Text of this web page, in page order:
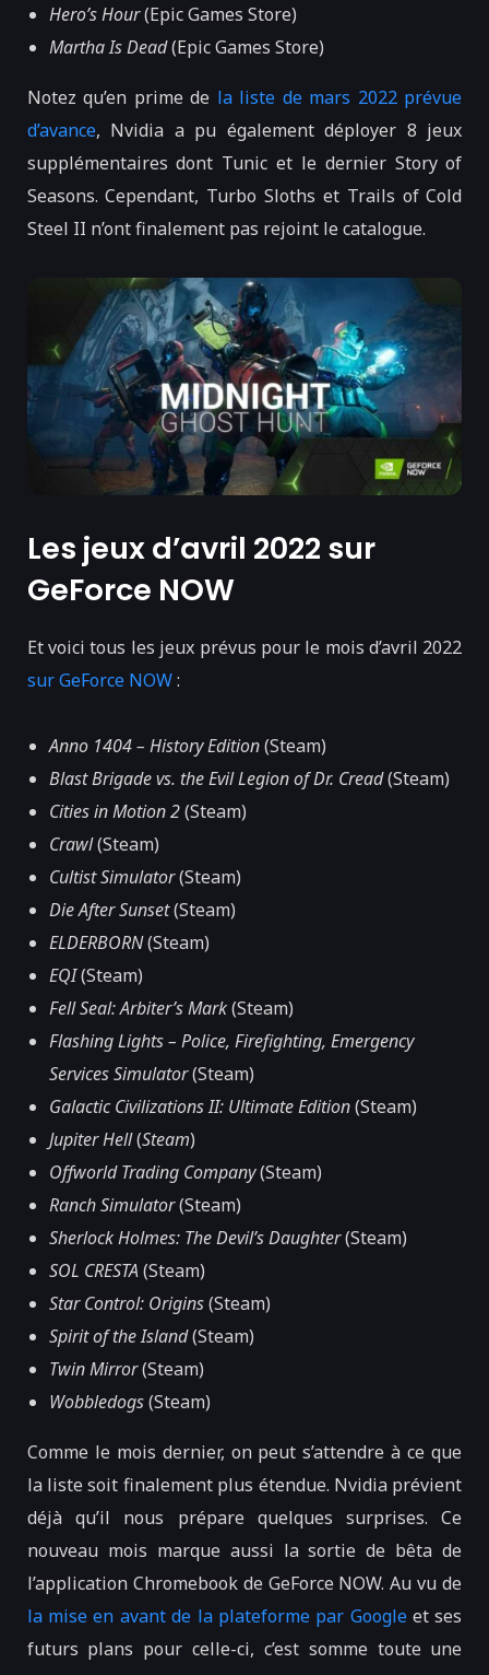
Hero’s Hour(Epic Games Store)
Martha Is Dead(Epic Games Store)
Notez qu’en prime de la liste de mars 2022 prévue
d’avance, Nvidia a pu également déployer 8 jeux
supplémentaires dont Tunic et le dernier Story of
Seasons. Cependant, Turbo Sloths et Trails of Cold
Steel II n’ont finalement pas rejoint le catalogue.
Les jeux d’avril 2022 sur
GeForce NOW
Et voici tous les jeux prévus pour le mois d’avril 2022
sur GeForce NOW:
Anno 1404 – History Edition(Steam)
Blast Brigade vs. the Evil Legion of Dr. Cread(Steam)
Cities in Motion 2(Steam)
Crawl(Steam)
Cultist Simulator(Steam)
Die After Sunset(Steam)
ELDERBORN(Steam)
EQI(Steam)
Fell Seal: Arbiter’s Mark(Steam)
Flashing Lights – Police, Firefighting, Emergency
Services Simulator(Steam)
Galactic Civilizations II: Ultimate Edition(Steam)
Jupiter Hell(Steam)
Offworld Trading Company(Steam)
Ranch Simulator(Steam)
Sherlock Holmes: The Devil’s Daughter(Steam)
SOL CRESTA(Steam)
Star Control: Origins(Steam)
Spirit of the Island(Steam)
Twin Mirror(Steam)
Wobbledogs(Steam)
Comme le mois dernier, on peut s’attendre à ce que
la liste soit finalement plus étendue. Nvidia prévient
déjà qu’il nous prépare quelques surprises. Ce
nouveau mois marque aussi la sortie de bêta de
l’application Chromebook de GeForce NOW. Au vu de
la mise en avant de la plateforme par Googleet ses
futurs plans pour celle-ci, c’est somme toute une